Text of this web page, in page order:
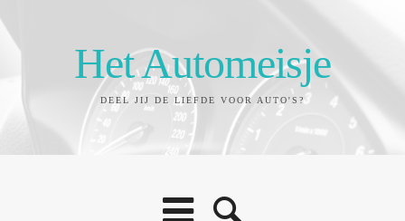
Het Automeisje
DEEL JIJ DE LIEFDE VOOR AUTO'S?